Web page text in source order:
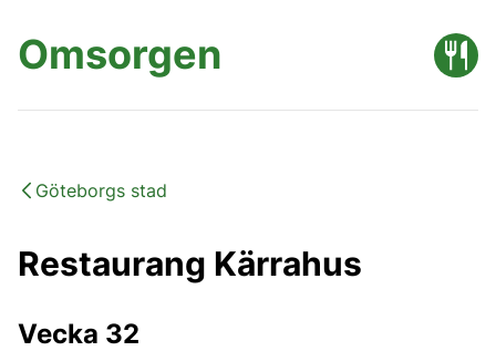
Omsorgen
Göteborgs stad
Restaurang Kärrahus
Vecka 32